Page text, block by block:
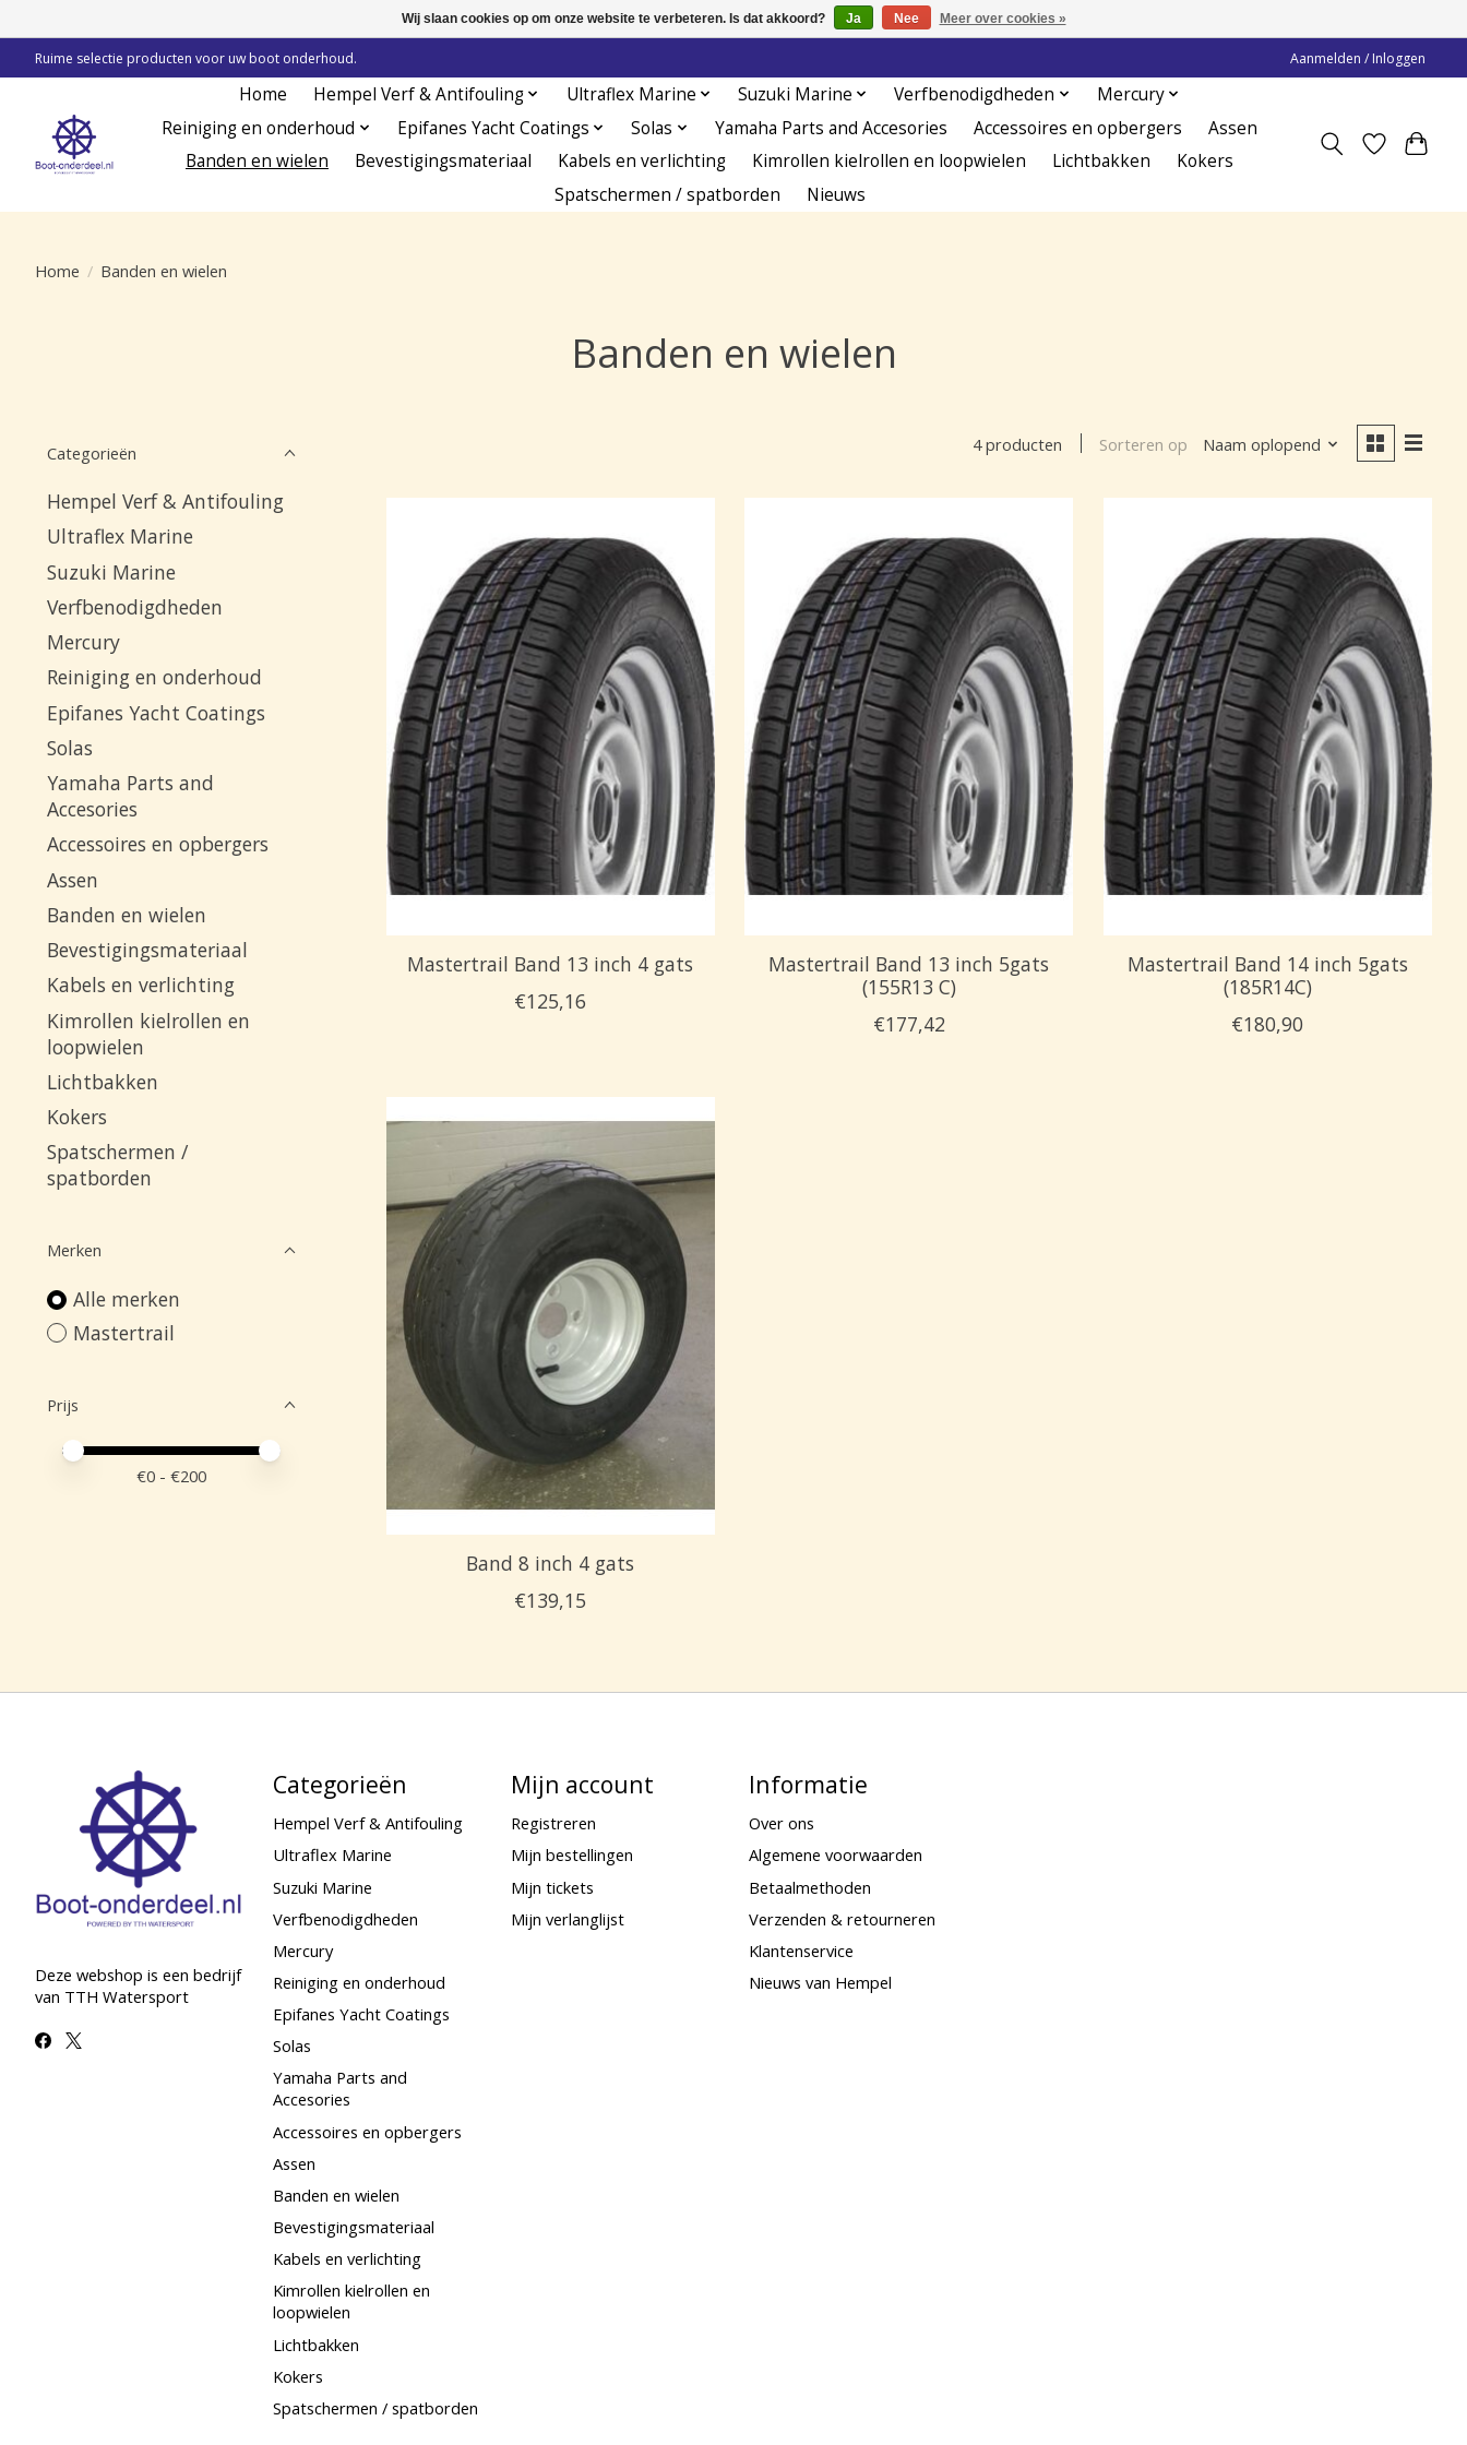
Ruime selectie producten voor uw boot onderhoud. Aanmelden / Inloggen
Home Hempel Verf & Antifouling Ultraflex Marine Suzuki Marine Verfbenodigdheden
Mercury
Reiniging en onderhoud
Epifanes Yacht Coatings Solas Yamaha Parts and Accesories Accessoires en opbergers
Assen
Banden en wielen
Bevestigingsmateriaal Kabels en verlichting Kimrollen kielrollen en loopwielen Lichtbakken
Kokers
Spatschermen / spatborden
Nieuws
Home / Banden en wielen
Banden en wielen
Categorieën
Hempel Verf & Antifouling
Ultraflex Marine
Suzuki Marine
Verfbenodigdheden
Mercury
Reiniging en onderhoud
Epifanes Yacht Coatings
Solas
Yamaha Parts and
Accesories
Accessoires en opbergers
Assen
Banden en wielen
Bevestigingsmateriaal
Kabels en verlichting
Kimrollen kielrollen en
loopwielen
Lichtbakken
Kokers
Spatschermen /
spatborden
Merken
Alle merken
Mastertrail
Prijs
Minimale prijswaarde
Price maximum value
€0 - €200
4 producten Sorteren op Naam oplopend
Mastertrail Band 13 inch 4 gats
€125,16
Mastertrail Band 13 inch 5gats
(155R13 C)
€177,42
Mastertrail Band 14 inch 5gats
(185R14C)
€180,90
Band 8 inch 4 gats
€139,15
Deze webshop is een bedrijf
van TTH Watersport
Categorieën
Hempel Verf & Antifouling
Ultraflex Marine
Suzuki Marine
Verfbenodigdheden
Mercury
Reiniging en onderhoud
Epifanes Yacht Coatings
Solas
Yamaha Parts and
Accesories
Accessoires en opbergers
Assen
Banden en wielen
Bevestigingsmateriaal
Kabels en verlichting
Kimrollen kielrollen en
loopwielen
Lichtbakken
Kokers
Spatschermen / spatborden
Mijn account
Registreren
Mijn bestellingen
Mijn tickets
Mijn verlanglijst
Informatie
Over ons
Algemene voorwaarden
Betaalmethoden
Verzenden & retourneren
Klantenservice
Nieuws van Hempel
Wij slaan cookies op om onze website te verbeteren. Is dat akkoord? Ja Nee Meer over cookies »